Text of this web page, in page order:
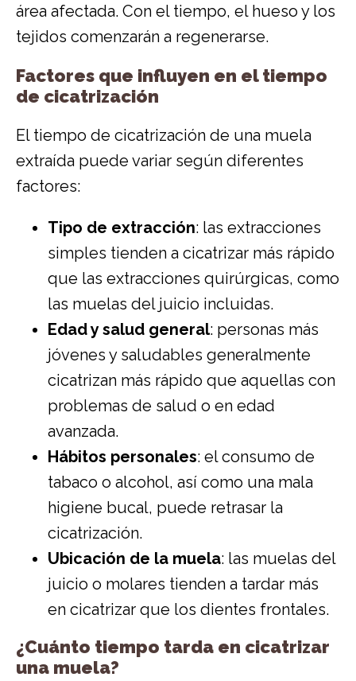
área afectada. Con el tiempo, el hueso y los
tejidos comenzarán a regenerarse.
Factores que influyen en el tiempo
de cicatrización
El tiempo de cicatrización de una muela
extraída puede variar según diferentes
factores:
Tipo de extracción: las extracciones
simples tienden a cicatrizar más rápido
que las extracciones quirúrgicas, como
las muelas del juicio incluidas.
Edad y salud general: personas más
jóvenes y saludables generalmente
cicatrizan más rápido que aquellas con
problemas de salud o en edad
avanzada.
Hábitos personales: el consumo de
tabaco o alcohol, así como una mala
higiene bucal, puede retrasar la
cicatrización.
Ubicación de la muela: las muelas del
juicio o molares tienden a tardar más
en cicatrizar que los dientes frontales.
¿Cuánto tiempo tarda en cicatrizar
una muela?